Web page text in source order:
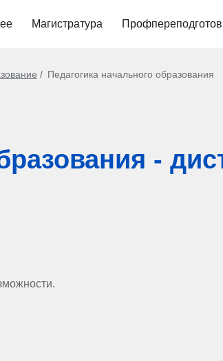
Магистратура
Педагогика начального образования
-